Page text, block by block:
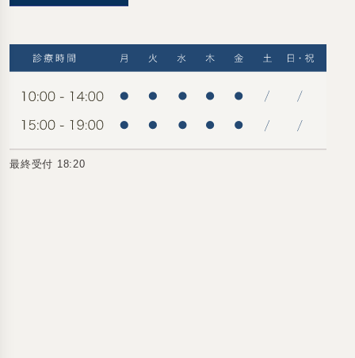
最終受付 18:20